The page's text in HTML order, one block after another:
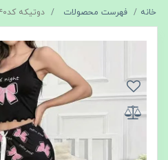
خانه فهرست محصولات دوتیکه کد۴۸۴۰